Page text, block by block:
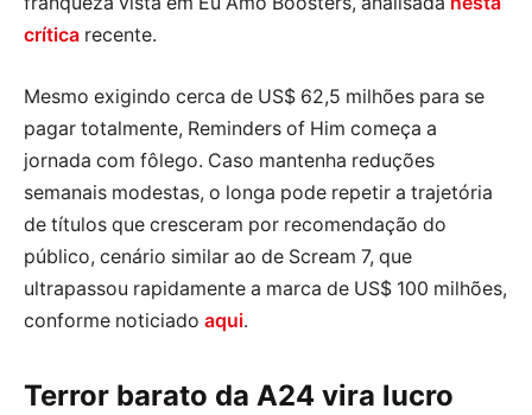
crítica recente.
Mesmo exigindo cerca de US$ 62,5 milhões para se
pagar totalmente, Reminders of Him começa a
jornada com fôlego. Caso mantenha reduções
semanais modestas, o longa pode repetir a trajetória
de títulos que cresceram por recomendação do
público, cenário similar ao de Scream 7, que
ultrapassou rapidamente a marca de US$ 100 milhões,
conforme noticiado aqui.
Terror barato da A24 vira lucro